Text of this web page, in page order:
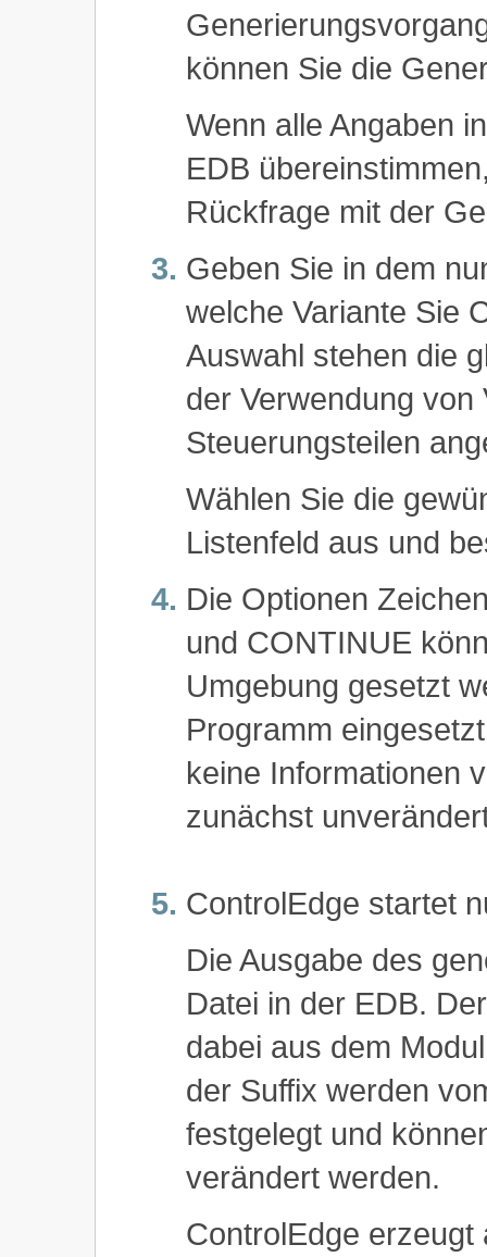
können Sie die
Wenn alle Angaben
EDB
Rückfrage mit der
Geben Sie in dem
welche Variante Sie
Auswahl stehen die
der Verwendung
Steuerungsteilen
Wählen Sie die
Listenfeld aus und
Die Optionen
und CONTINUE
Umgebung gesetzt
Programm
keine Informationen
zunächst
ControlEdge startet
Die Ausgabe des
Datei in der EDB.
dabei aus dem
der Suffix werden
festgelegt und
verändert werden.
ControlEdge